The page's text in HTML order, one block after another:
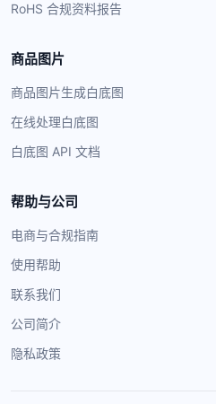
RoHS 合规资料报告
商品图片
商品图片生成白底图
在线处理白底图
白底图 API 文档
帮助与公司
电商与合规指南
使用帮助
联系我们
公司简介
隐私政策